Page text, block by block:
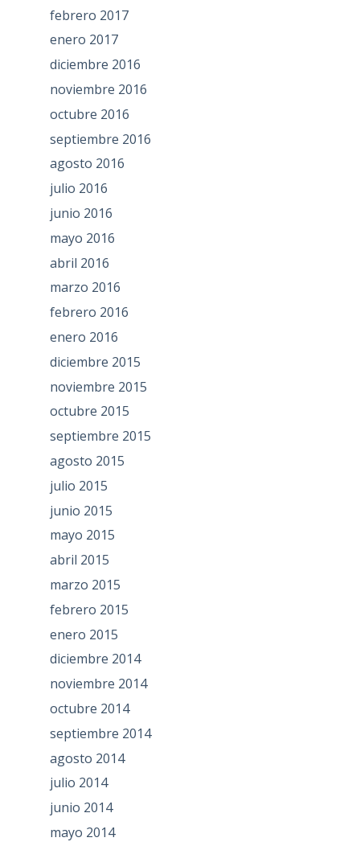
febrero 2017
enero 2017
diciembre 2016
noviembre 2016
octubre 2016
septiembre 2016
agosto 2016
julio 2016
junio 2016
mayo 2016
abril 2016
marzo 2016
febrero 2016
enero 2016
diciembre 2015
noviembre 2015
octubre 2015
septiembre 2015
agosto 2015
julio 2015
junio 2015
mayo 2015
abril 2015
marzo 2015
febrero 2015
enero 2015
diciembre 2014
noviembre 2014
octubre 2014
septiembre 2014
agosto 2014
julio 2014
junio 2014
mayo 2014